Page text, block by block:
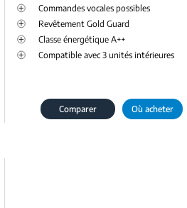
Commandes vocales possibles
Revêtement Gold Guard
Classe énergétique A++
Compatible avec 3 unités intérieures
Comparer Où acheter